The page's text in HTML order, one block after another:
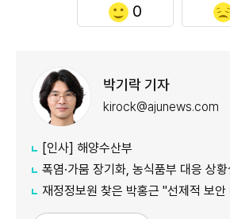
0
박기락 기자
kirock@ajunews.com
[인사] 해양수산부
폭염·가뭄 장기화, 농식품부 대응 상
재정정보원 찾은 박홍근 "선제적 보안 대응